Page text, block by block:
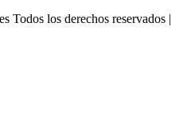
Todos los derechos reservados |